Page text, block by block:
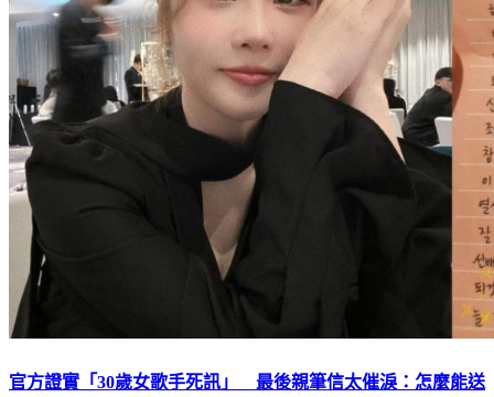
官方證實「30歲女歌手死訊」 最後親筆信太催淚：怎麼能送